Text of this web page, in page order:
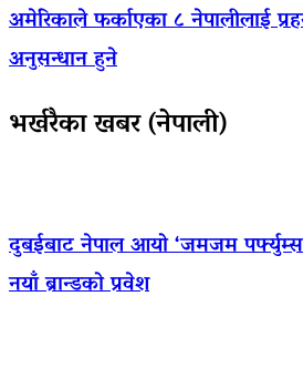
अमेरिकाले फर्काएका ८ नेपालीलाई
अनुसन्धान हुने
भर्खरैका खबर (नेपाली)
दुबईबाट नेपाल आयो ‘जमजम
नयाँ ब्रान्डको प्रवेश